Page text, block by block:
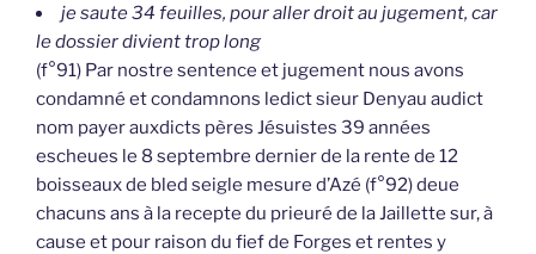
je saute 34 feuilles, pour aller droit au jugement, car
le dossier divient trop long
(f°91) Par nostre sentence et jugement nous avons
condamné et condamnons ledict sieur Denyau audict
nom payer auxdicts pères Jésuistes 39 années
escheues le 8 septembre dernier de la rente de 12
boisseaux de bled seigle mesure d’Azé (f°92) deue
chacuns ans à la recepte du prieuré de la Jaillette sur, à
cause et pour raison du fief de Forges et rentes y